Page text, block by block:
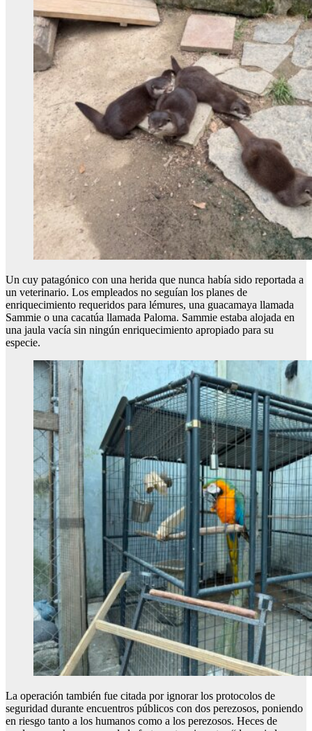
Un cuy patagónico con una herida que nunca había sido reportada a
un veterinario. Los empleados no seguían los planes de
enriquecimiento requeridos para lémures, una guacamaya llamada
Sammie o una cacatúa llamada Paloma. Sammie estaba alojada en
una jaula vacía sin ningún enriquecimiento apropiado para su
especie.
La operación también fue citada por ignorar los protocolos de
seguridad durante encuentros públicos con dos perezosos, poniendo
en riesgo tanto a los humanos como a los perezosos. Heces de